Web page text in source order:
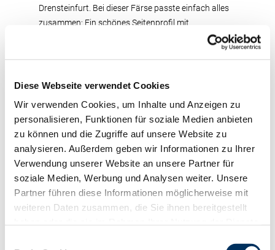
Diese Webseite verwendet Cookies
Wir verwenden Cookies, um Inhalte und Anzeigen zu
personalisieren, Funktionen für soziale Medien anbieten
zu können und die Zugriffe auf unsere Website zu
analysieren. Außerdem geben wir Informationen zu Ihrer
Verwendung unserer Website an unsere Partner für
soziale Medien, Werbung und Analysen weiter. Unsere
Partner führen diese Informationen möglicherweise mit
weiteren Daten zusammen, die Sie ihnen bereitgestellt
Drensteinfurt. Bei dieser Färse passte einfach alles
zusammen: Ein schönes Seitenprofil mit
harmonischen Bewegungsabläufen, glasklare
eine passende Einsatzleistung mit hohen
exterieur- und leistungsstarker Kuhstamm – da
blieb kein Wunsch mehr offen! Ein Züchter aus
Rheinland-Pfalz setzte sich hier gegen die
zahlreichen Mitbieter durch und sicherte sich den
Zuschlag mit dem Gebot von 3.700 €. Mit etwas
Abstand folgten auf dem zweiten Rang vier Färsen
zum Steigpreis von 3.200 €. Den Anfang machte
eine kapitale Mask Red-Tochter, gezogen aus einer
leistungsstarken RAFTING-Mutter, aus der Zucht